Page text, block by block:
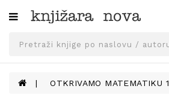
Kategorije
SVEUČILIŠNA
UDŽBENICI
OTKRIVAMO MATEMATIKU 1